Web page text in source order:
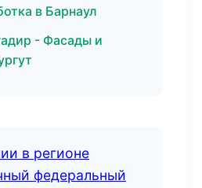
в Барнаул
- Фасады и
в регионе
федеральный